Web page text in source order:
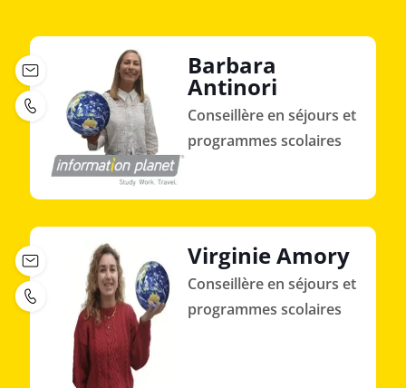
Barbara
Antinori
Conseillère en séjours et
programmes scolaires
Virginie Amory
Conseillère en séjours et
programmes scolaires